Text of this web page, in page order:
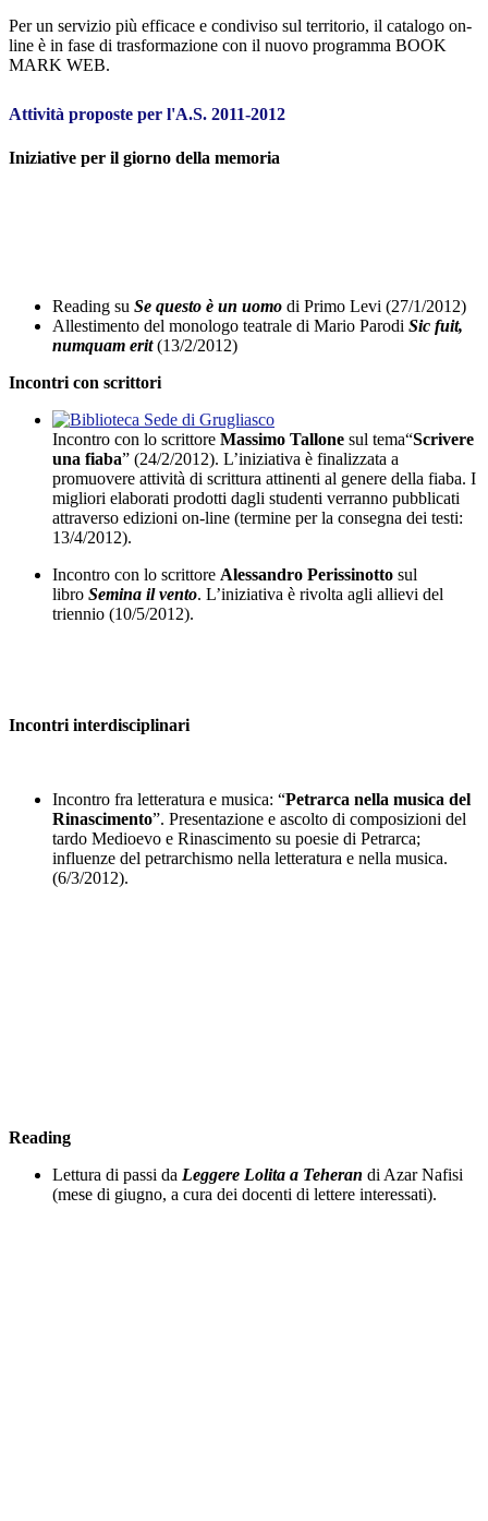
Per un servizio più efficace e condiviso sul territorio, il catalogo on-
line è in fase di trasformazione con il nuovo programma BOOK
MARK WEB.
Attività proposte per l'A.S. 2011-2012
Iniziative per il giorno della memoria
Reading su Se questo è un uomo di Primo Levi (27/1/2012)
Allestimento del monologo teatrale di Mario Parodi Sic fuit,
numquam erit (13/2/2012)
Incontri con scrittori
Incontro con lo scrittore Massimo Tallone sul tema“Scrivere
una fiaba” (24/2/2012). L’iniziativa è finalizzata a
promuovere attività di scrittura attinenti al genere della fiaba. I
migliori elaborati prodotti dagli studenti verranno pubblicati
attraverso edizioni on-line (termine per la consegna dei testi:
13/4/2012).
Incontro con lo scrittore Alessandro Perissinotto sul
libro Semina il vento. L’iniziativa è rivolta agli allievi del
triennio (10/5/2012).
Incontri interdisciplinari
Incontro fra letteratura e musica: “Petrarca nella musica del
Rinascimento”. Presentazione e ascolto di composizioni del
tardo Medioevo e Rinascimento su poesie di Petrarca;
influenze del petrarchismo nella letteratura e nella musica.
(6/3/2012).
Reading
Lettura di passi da Leggere Lolita a Teheran di Azar Nafisi
(mese di giugno, a cura dei docenti di lettere interessati).